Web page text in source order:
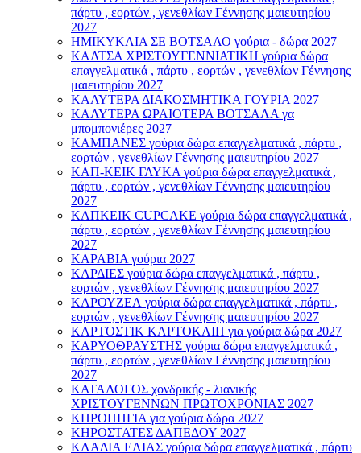
πάρτυ , εορτών , γενεθλίων Γέννησης μαιευτηρίου
2027
ΗΜΙΚΥΚΛΙΑ ΣΕ ΒΟΤΣΑΛΟ γούρια - δώρα 2027
ΚΑΛΤΣΑ ΧΡΙΣΤΟΥΓΕΝΝΙΑΤΙΚΗ γούρια δώρα
επαγγελματικά , πάρτυ , εορτών , γενεθλίων Γέννησης
μαιευτηρίου 2027
ΚΑΛΥΤΕΡΑ ΔΙΑΚΟΣΜΗΤΙΚΑ ΓΟΥΡΙΑ 2027
ΚΑΛΥΤΕΡΑ ΩΡΑΙΟΤΕΡΑ ΒΟΤΣΑΛΑ γα
μπομπονιέρες 2027
ΚΑΜΠΑΝΕΣ γούρια δώρα επαγγελματικά , πάρτυ ,
εορτών , γενεθλίων Γέννησης μαιευτηρίου 2027
ΚΑΠ-ΚΕΙΚ ΓΛΥΚΑ γούρια δώρα επαγγελματικά ,
πάρτυ , εορτών , γενεθλίων Γέννησης μαιευτηρίου
2027
ΚΑΠΚΕΙΚ CUPCAKE γούρια δώρα επαγγελματικά ,
πάρτυ , εορτών , γενεθλίων Γέννησης μαιευτηρίου
2027
ΚΑΡΑΒΙΑ γούρια 2027
ΚΑΡΔΙΕΣ γούρια δώρα επαγγελματικά , πάρτυ ,
εορτών , γενεθλίων Γέννησης μαιευτηρίου 2027
ΚΑΡΟΥΖΕΛ γούρια δώρα επαγγελματικά , πάρτυ ,
εορτών , γενεθλίων Γέννησης μαιευτηρίου 2027
ΚΑΡΤΟΣΤΙΚ ΚΑΡΤΟΚΛΙΠ για γούρια δώρα 2027
ΚΑΡΥΟΘΡΑΥΣΤΗΣ γούρια δώρα επαγγελματικά ,
πάρτυ , εορτών , γενεθλίων Γέννησης μαιευτηρίου
2027
ΚΑΤΑΛΟΓΟΣ χονδρικής - λιανικής
ΧΡΙΣΤΟΥΓΕΝΝΩΝ ΠΡΩΤΟΧΡΟΝΙΑΣ 2027
ΚΗΡΟΠΗΓΙΑ για γούρια δώρα 2027
ΚΗΡΟΣΤΑΤΕΣ ΔΑΠΕΔΟΥ 2027
ΚΛΑΔΙΑ ΕΛΙΑΣ γούρια δώρα επαγγελματικά , πάρτυ